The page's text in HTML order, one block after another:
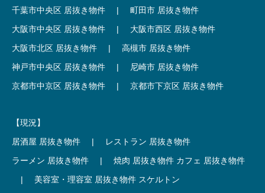
千葉市中央区 居抜き物件
|
町田市 居抜き物件
大阪市中央区 居抜き物件
|
大阪市西区 居抜き物件
大阪市北区 居抜き物件
|
高槻市 居抜き物件
神戸市中央区 居抜き物件
|
尼崎市 居抜き物件
京都市中京区 居抜き物件
| 京都市下京区 居抜き物件
【現況】
居酒屋 居抜き物件
|
レストラン 居抜き物件
ラーメン 居抜き物件
| 焼肉 居抜き物件 カフェ 居抜き物件
|
美容室・理容室 居抜き物件 スケルトン